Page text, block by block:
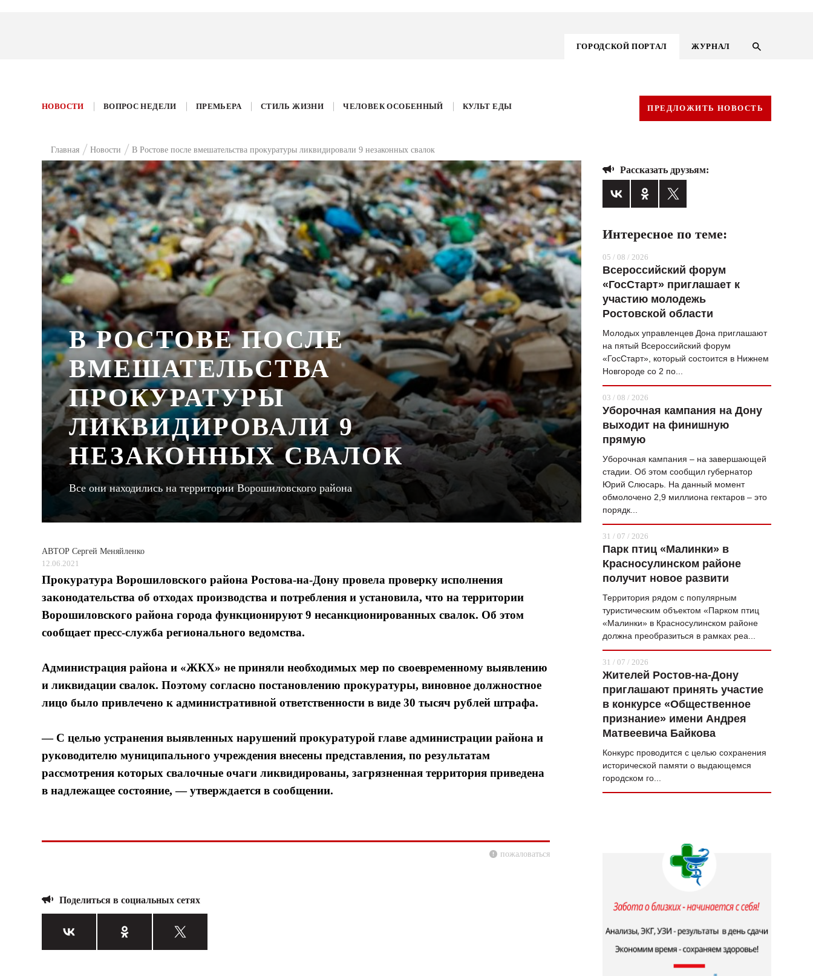
ГОРОДСКОЙ ПОРТАЛ ЖУРНАЛ
ГОРОДСКОЙ ПОРТАЛ
ВОПРОС НЕДЕЛИ
ТАМ И ТУТ
СТИЛЬ ЖИЗНИ
КУЛЬТ ЕДЫ
ЖУРНАЛ
НОВОСТИ ВОПРОС НЕДЕЛИ ПРЕМЬЕРА СТИЛЬ ЖИЗНИ ЧЕЛОВЕК ОСОБЕННЫЙ КУЛЬТ ЕДЫ ПРЕДЛОЖИТЬ НОВОСТЬ
Главная Новости В Ростове после вмешательства прокуратуры ликвидировали 9 незаконных свалок
В РОСТОВЕ ПОСЛЕ
ВМЕШАТЕЛЬСТВА
ПРОКУРАТУРЫ
ЛИКВИДИРОВАЛИ 9
НЕЗАКОННЫХ СВАЛОК
Все они находились на территории Ворошиловского района
АВТОР Сергей Меняйленко
12.06.2021
Прокуратура Ворошиловского района Ростова-на-Дону провела проверку исполнения
законодательства об отходах производства и потребления и установила, что на территории
Ворошиловского района города функционируют 9 несанкционированных свалок. Об этом
сообщает пресс-служба регионального ведомства.
Администрация района и «ЖКХ» не приняли необходимых мер по своевременному выявлению
и ликвидации свалок. Поэтому согласно постановлению прокуратуры, виновное должностное
лицо было привлечено к административной ответственности в виде 30 тысяч рублей штрафа.
— С целью устранения выявленных нарушений прокуратурой главе администрации района и
руководителю муниципального учреждения внесены представления, по результатам
рассмотрения которых свалочные очаги ликвидированы, загрязненная территория приведена
в надлежащее состояние, — утверждается в сообщении.
пожаловаться
Поделиться в социальных сетях
Рассказать друзьям:
Интересное по теме:
05 / 08 / 2026
Всероссийский форум
«ГосСтарт» приглашает к
участию молодежь
Ростовской области
Молодых управленцев Дона приглашают
на пятый Всероссийский форум
«ГосСтарт», который состоится в Нижнем
Новгороде со 2 по...
03 / 08 / 2026
Уборочная кампания на Дону
выходит на финишную
прямую
Уборочная кампания – на завершающей
стадии. Об этом сообщил губернатор
Юрий Слюсарь. На данный момент
обмолочено 2,9 миллиона гектаров – это
порядк...
31 / 07 / 2026
Парк птиц «Малинки» в
Красносулинском районе
получит новое развити
Территория рядом с популярным
туристическим объектом «Парком птиц
«Малинки» в Красносулинском районе
должна преобразиться в рамках реа...
31 / 07 / 2026
Жителей Ростов-на-Дону
приглашают принять участие
в конкурсе «Общественное
признание» имени Андрея
Матвеевича Байкова
Конкурс проводится с целью сохранения
исторической памяти о выдающемся
городском го...